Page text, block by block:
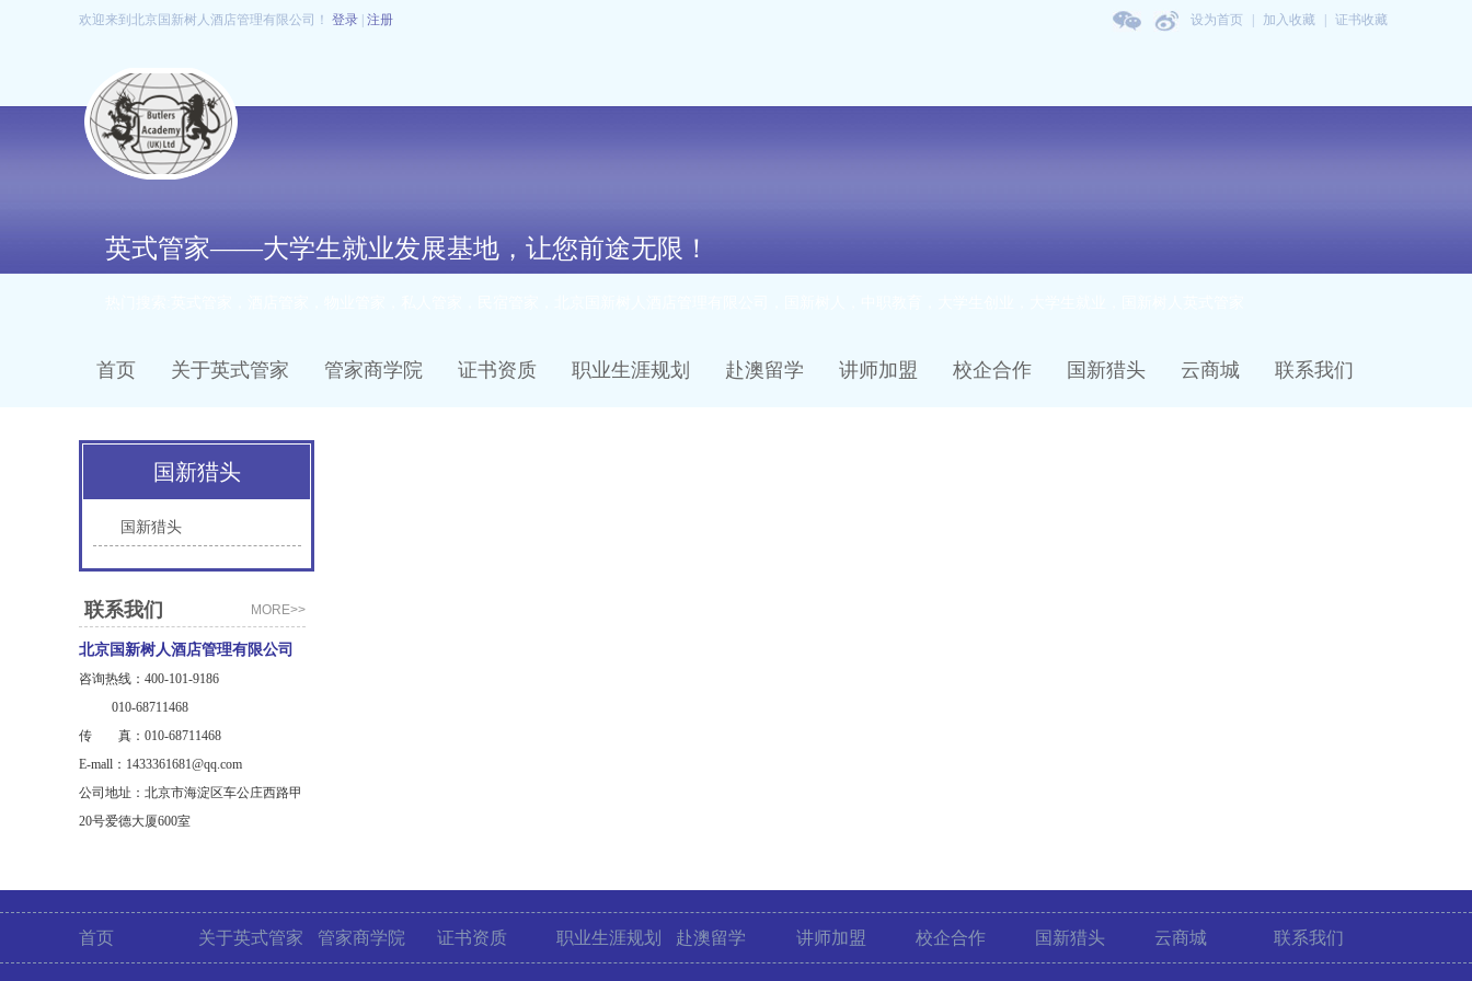
欢迎来到北京国新树人酒店管理有限公司！ 登录 注册 设为首页 加入收藏 证书收藏
英式管家——大学生就业发展基地，让您前途无限！
首页 关于英式管家 管家商学院 证书资质 职业生涯规划 赴澳留学 讲师加盟 校企合作 国新猎头 云商城 联系我们
国新猎头
国新猎头
联系我们 MORE>>
北京国新树人酒店管理有限公司
咨询热线：400-101-9186
010-68711468
传 真：010-68711468
E-mall：1433361681@qq.com
公司地址：北京市海淀区车公庄西路甲
20号爱德大厦600室
首页 关于英式管家 管家商学院 证书资质 职业生涯规划 赴澳留学 讲师加盟 校企合作 国新猎头 云商城 联系我们